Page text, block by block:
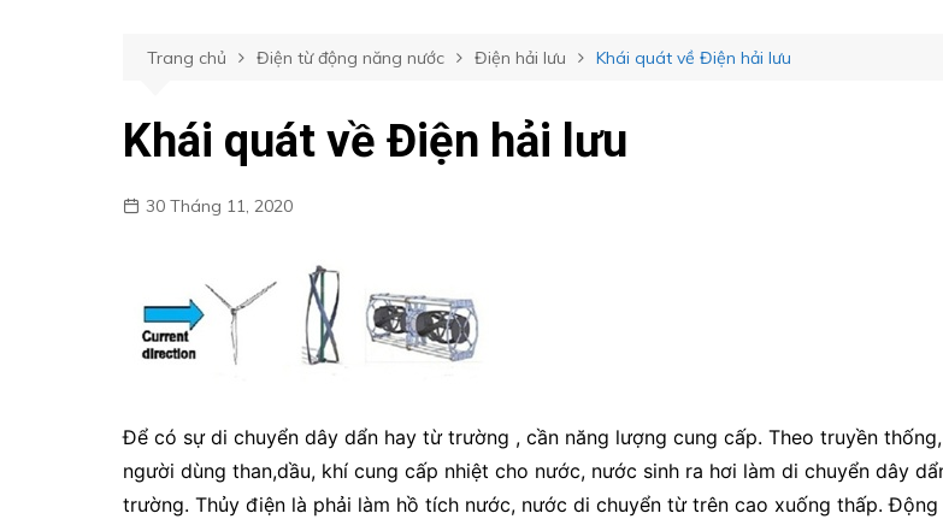
Trang chủ Điện từ động năng nước Điện hải lưu Khái quát về Điện hải lưu
Khái quát về Điện hải lưu
30 Tháng 11, 2020
Để có sự di chuyển dây dẩn hay từ trường , cần năng lượng cung cấp. Theo truyền
người dùng than,dầu, khí cung cấp nhiệt cho nước, nước sinh ra hơi làm di chuyển dây
trường. Thủy điện là phải làm hồ tích nước, nước di chuyển từ trên cao xuống thấp. Động